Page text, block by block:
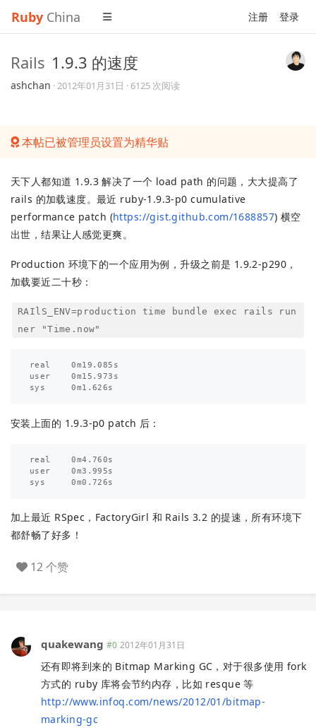
Ruby China 注册 登录
Rails 1.9.3 的速度
ashchan ·2012年01月31日 · 6125 次阅读
本帖已被管理员设置为精华贴
天下人都知道 1.9.3 解决了一个 load path 的问题，大大提高了
rails 的加载速度。最近 ruby-1.9.3-p0 cumulative
performance patch (https://gist.github.com/1688857) 横空
出世，结果让人感觉更爽。
Production 环境下的一个应用为例，升级之前是 1.9.2-p290，
加载要近二十秒：
RAIlS_ENV=production time bundle exec rails run
ner "Time.now"
real    0m19.085s
user    0m15.973s
安装上面的 1.9.3-p0 patch 后：
real    0m4.760s
user    0m3.995s
加上最近 RSpec，FactoryGirl 和 Rails 3.2 的提速，所有环境下
都舒畅了好多！
12 个赞
quakewang #0 2012年01月31日
还有即将到来的 Bitmap Marking GC，对于很多使用 fork
方式的 ruby 库将会节约内存，比如 resque 等
http://www.infoq.com/news/2012/01/bitmap-
marking-gc